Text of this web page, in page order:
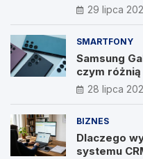
29 lipca
SMARTFONY
Samsung
czym
28 lipca
BIZNES
Dlaczego
systemu